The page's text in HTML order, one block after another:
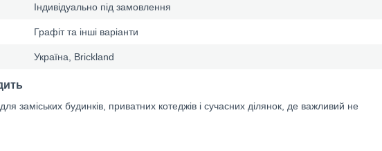
Індивідуально під замовлення
Графіт та інші варіанти
Україна, Brickland
заміських будинків, приватних котеджів і сучасних ділянок, де важливий не